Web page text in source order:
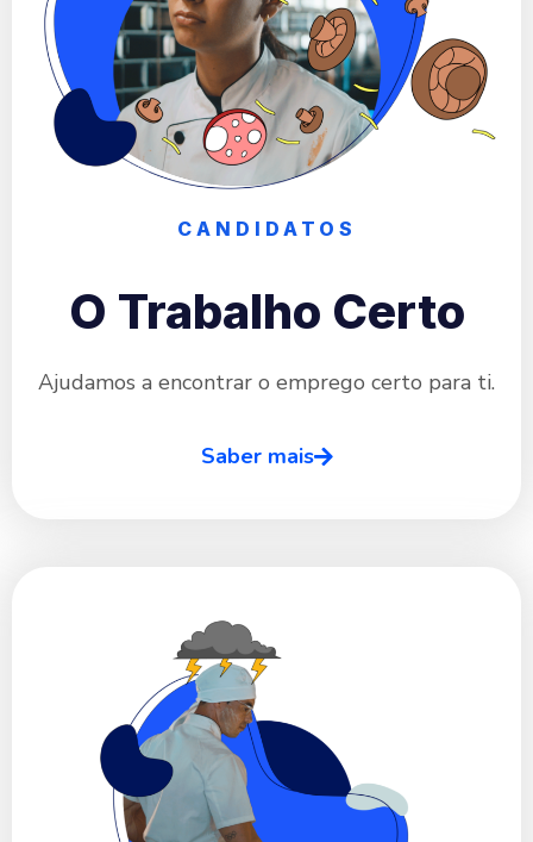
CANDIDATOS
O Trabalho Certo
Ajudamos a encontrar o emprego certo para ti.
Saber mais